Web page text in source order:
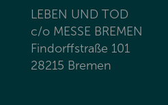
LEBEN UND TOD
c/o MESSE BREMEN
Findorffstraße 101
28215 Bremen